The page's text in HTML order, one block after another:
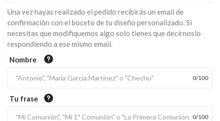
Una vez hayas realizado el pedido recibirás un email de
confirmación con el boceto de tu diseño personalizado. Si
necesitas que modifiquemos algo solo tienes que decírnoslo
respondiendo a ese mismo email.
Nombre
0/100
Tu frase
0/100